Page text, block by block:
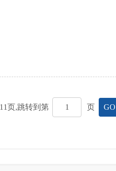
页,跳转到第 页 GO